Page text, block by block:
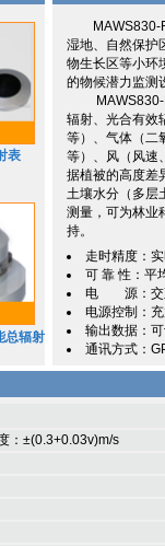
表
总辐射
MAWS830-
湿地、自然保护
物生长区等小环
的物候潜力监测
MAWS830-
辐射、光合有效
等）、气体（二
等）、风（风速
据植被的高度差
土壤水分（多层
测量，可为林业
持。
走时精度：
可 靠 性：平
电 源：交
电源控制：
输出数据：
通讯方式：
：±(0.3+0.03v)m/s